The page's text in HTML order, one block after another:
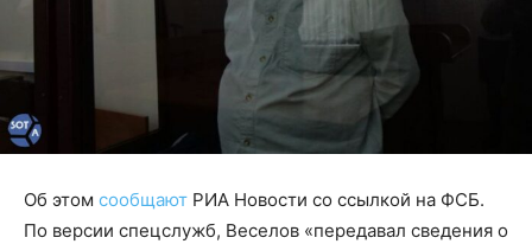
Об этом сообщают РИА Новости со ссылкой на ФСБ.
По версии спецслужб, Веселов «передавал сведения о